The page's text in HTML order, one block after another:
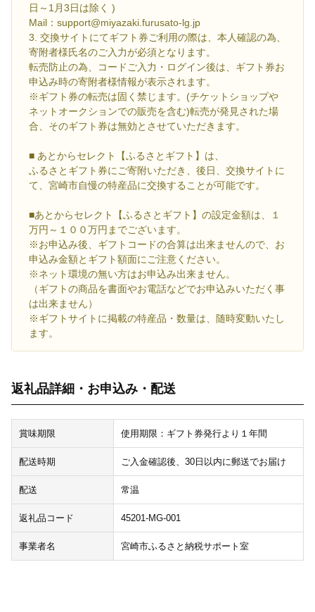
日～1月3日は除く )
Mail：support@miyazaki.furusato-lg.jp
3. 交換サイトにてギフト券ご利用の際は、本人確認の為、
寄附者様氏名のご入力が必須となります。
転売防止の為、コードご入力・ログイン後は、ギフト券お
申込み時の寄附者様情報が表示されます。
※ギフト券の転売は固く禁じます。(チケットショップや
ネットオークションでの販売を含む)転売が発見された場
合、そのギフト券は無効とさせていただきます。
■ あとからセレクト【ふるさとギフト】は、
ふるさとギフト券にご寄附いただき、後日、交換サイトに
て、宮崎市自慢の特産品に交換することが可能です。
■あとからセレクト【ふるさとギフト】の設定金額は、１
万円～１００万円までございます。
※お申込み後、ギフトコードの合算は出来ませんので、お
申込み金額とギフト額面にご注意ください。
※ネット環境の無い方はお申込み出来ません。
（ギフトの商品を書面やお電話などでお申込みいただく事
は出来ません）
※ギフトサイトに掲載の特産品・数量は、随時変動いたし
ます。
返礼品詳細・お申込み・配送
賞味期限 使用期限：ギフト券発行より１年間
配送時期 ご入金確認後、30日以内に郵送でお届け
配送 常温
返礼品コード 45201-MG-001
事業者名 宮崎市ふるさと納税サポート室